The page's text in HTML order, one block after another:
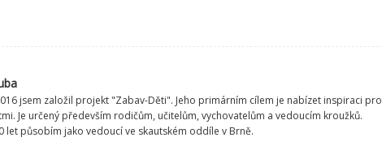
jsem založil projekt "Zabav-Děti". Jeho primárním cílem je nabízet inspiraci pro
Je určený především rodičům, učitelům, vychovatelům a vedoucím kroužků.
let působím jako vedoucí ve skautském oddíle v Brně.